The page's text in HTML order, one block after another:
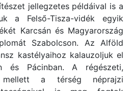
jellegzetes példáival is a
a Felső-Tisza-vidék egyik
Karcsán és Magyarország
Szabolcson. Az Alföld
kastélyaihoz kalauzoljuk el
és Pácinban. A régészeti,
mellett a térség néprajzi